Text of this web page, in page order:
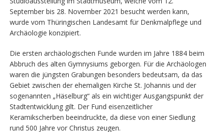
September bis 28. November 2021 besucht werden kann,
wurde vom Thüringischen Landesamt für Denkmalpflege und
Archäologie konzipiert.
Die ersten archäologischen Funde wurden im Jahre 1884 beim
Abbruch des alten Gymnysiums geborgen. Für die Archäologen
waren die jüngsten Grabungen besonders bedeutsam, da das
Gebiet zwischen der ehemaligen Kirche St. Johannis und der
sogenannten „Häselburg“ als ein wichtiger Ausgangspunkt der
Stadtentwicklung gilt. Der Fund eisenzeitlicher
Keramikscherben beeindruckte, da diese von einer Siedlung
rund 500 Jahre vor Christus zeugen.